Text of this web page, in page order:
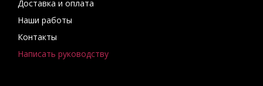
Доставка и оплата
Наши работы
Контакты
Написать руководству